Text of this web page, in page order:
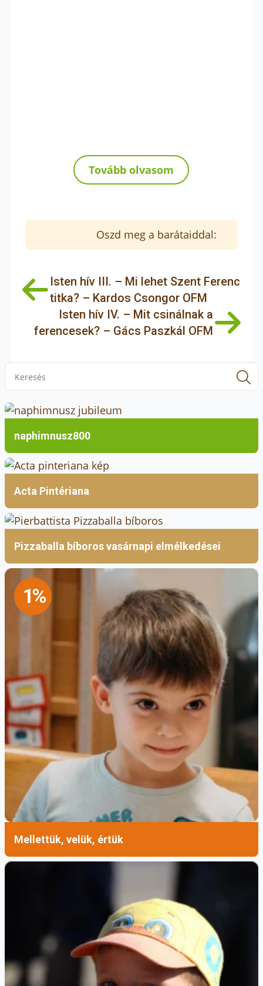
Tovább olvasom
Oszd meg a barátaiddal:
Isten hív III. – Mi lehet Szent Ferenc
titka? – Kardos Csongor OFM
Isten hív IV. – Mit csinálnak a
ferencesek? – Gács Paszkál OFM
naphimnusz800
Acta Pintériana
Pizzaballa bíboros vasárnapi elmélkedései
1%
Mellettük, velük, értük